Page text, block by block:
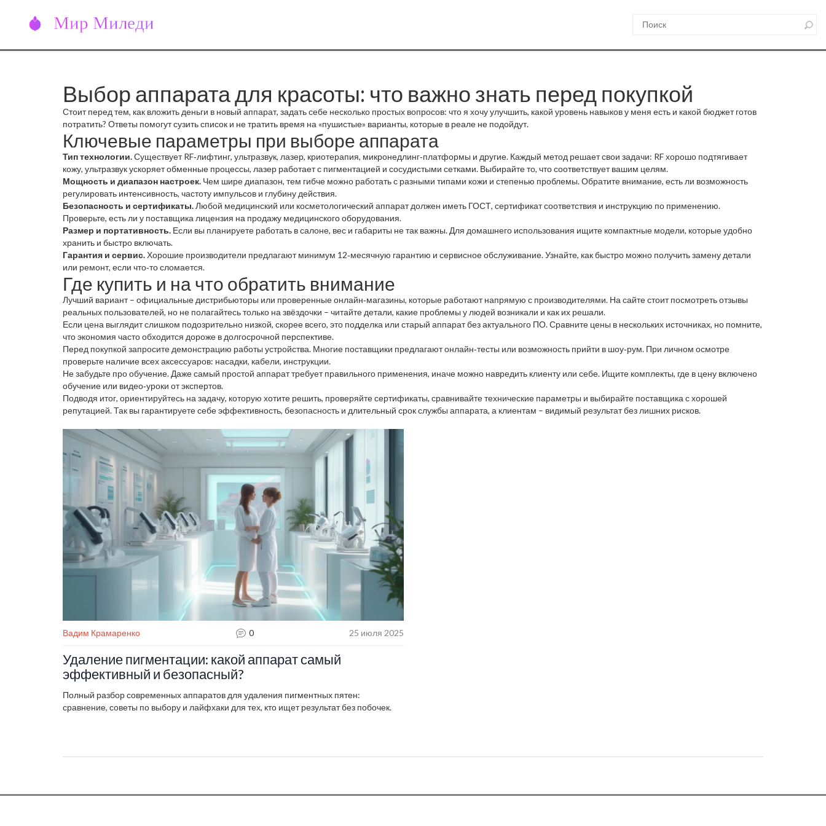
Выбор аппарата для красоты: что важно знать перед покупкой
Стоит перед тем, как вложить деньги в новый аппарат, задать себе несколько простых вопросов: что я хочу улучшить, какой уровень навыков у меня есть и какой бюджет готов
потратить? Ответы помогут сузить список и не тратить время на «пушистые» варианты, которые в реале не подойдут.
Ключевые параметры при выборе аппарата
Тип технологии.Существует RF‑лифтинг, ультразвук, лазер, криотерапия, микронедлинг‑платформы и другие. Каждый метод решает свои задачи: RF хорошо подтягивает
кожу, ультразвук ускоряет обменные процессы, лазер работает с пигментацией и сосудистыми сетками. Выбирайте то, что соответствует вашим целям.
Мощность и диапазон настроек. Чем шире диапазон, тем гибче можно работать с разными типами кожи и степенью проблемы. Обратите внимание, есть ли возможность
регулировать интенсивность, частоту импульсов и глубину действия.
Безопасность и сертификаты. Любой медицинский или косметологический аппарат должен иметь ГОСТ, сертификат соответствия и инструкцию по применению.
Проверьте, есть ли у поставщика лицензия на продажу медицинского оборудования.
Размер и портативность. Если вы планируете работать в салоне, вес и габариты не так важны. Для домашнего использования ищите компактные модели, которые удобно
хранить и быстро включать.
Гарантия и сервис.Хорошие производители предлагают минимум 12‑месячную гарантию и сервисное обслуживание. Узнайте, как быстро можно получить замену детали
или ремонт, если что‑то сломается.
Где купить и на что обратить внимание
Лучший вариант – официальные дистрибьюторы или проверенные онлайн‑магазины, которые работают напрямую с производителями. На сайте стоит посмотреть отзывы
реальных пользователей, но не полагайтесь только на звёздочки – читайте детали, какие проблемы у людей возникали и как их решали.
Если цена выглядит слишком подозрительно низкой, скорее всего, это подделка или старый аппарат без актуального ПО. Сравните цены в нескольких источниках, но помните,
что экономия часто обходится дороже в долгосрочной перспективе.
Перед покупкой запросите демонстрацию работы устройства. Многие поставщики предлагают онлайн‑тесты или возможность прийти в шоу‑рум. При личном осмотре
проверьте наличие всех аксессуаров: насадки, кабели, инструкции.
Не забудьте про обучение. Даже самый простой аппарат требует правильного применения, иначе можно навредить клиенту или себе. Ищите комплекты, где в цену включено
обучение или видео‑уроки от экспертов.
Подводя итог, ориентируйтесь на задачу, которую хотите решить, проверяйте сертификаты, сравнивайте технические параметры и выбирайте поставщика с хорошей
репутацией. Так вы гарантируете себе эффективность, безопасность и длительный срок службы аппарата, а клиентам – видимый результат без лишних рисков.
Вадим Крамаренко 0 25 июля 2025
Удаление пигментации: какой аппарат самый
эффективный и безопасный?
Полный разбор современных аппаратов для удаления пигментных пятен:
сравнение, советы по выбору и лайфхаки для тех, кто ищет результат без побочек.